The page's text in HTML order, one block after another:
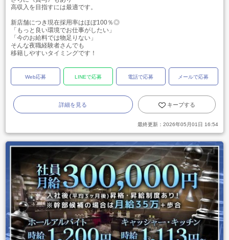
高収入を目指すには最適です。
新店舗につき現在採用率はほぼ100％◎
「もっと良い環境でお仕事がしたい」
「今のお給料では物足りない」
そんな夜職経験者さんでも
移籍しやすいタイミングです！
Web応募 LINEで応募 電話で応募 メールで応募
詳細を見る キープする
最終更新： 2026年05月01日 16:54